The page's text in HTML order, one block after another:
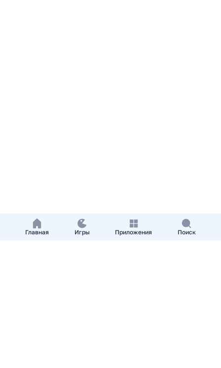
Главная Игры Приложения Поиск